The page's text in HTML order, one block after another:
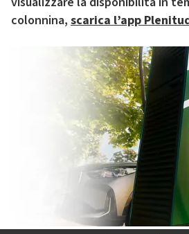
colonnina, scarica l’app